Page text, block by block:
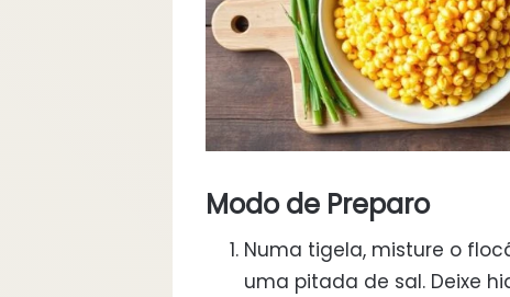
Modo de Preparo
Numa tigela, misture o
uma pitada de sal. Deixe